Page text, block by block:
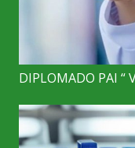
DIPLOMADO PAI “